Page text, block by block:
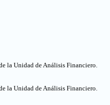
la Unidad de Análisis Financiero.
la Unidad de Análisis Financiero.